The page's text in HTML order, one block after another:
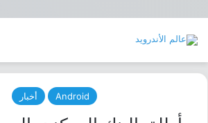
Android أخبار